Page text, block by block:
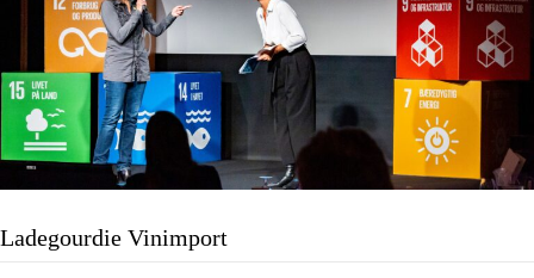
Ladegourdie Vinimport